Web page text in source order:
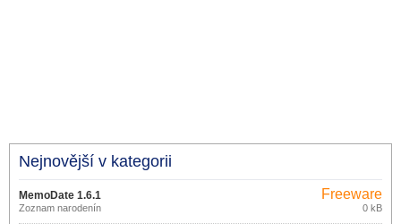
Nejnovější v kategorii
MemoDate 1.6.1
Zoznam narodenín
Freeware
0 kB